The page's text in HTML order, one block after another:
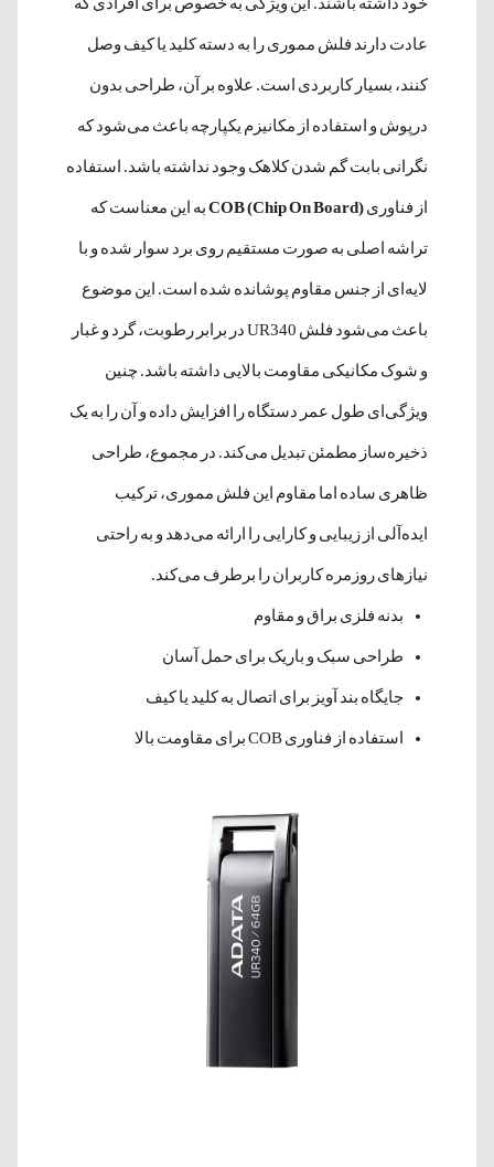
عادت دارند فلش مموری را به دسته کلید یا کیف وصل
کنند، بسیار کاربردی است. علاوه بر آن، طراحی بدون
درپوش و استفاده از مکانیزم یکپارچه باعث می‌شود که
نگرانی بابت گم شدن کلاهک وجود نداشته باشد. استفاده
از فناوریCOB (Chip On Board)به این معناست که
تراشه اصلی به صورت مستقیم روی برد سوار شده و با
لایه‌ای از جنس مقاوم پوشانده شده است. این موضوع
باعث می‌شود فلش UR340 در برابر رطوبت، گرد و غبار
و شوک مکانیکی مقاومت بالایی داشته باشد. چنین
ویژگی‌ای طول عمر دستگاه را افزایش داده و آن را به یک
ذخیره‌ساز مطمئن تبدیل می‌کند. در مجموع، طراحی
ظاهری ساده اما مقاوم این فلش مموری، ترکیب
ایده‌آلی از زیبایی و کارایی را ارائه می‌دهد و به راحتی
نیازهای روزمره کاربران را برطرف می‌کند.
بدنه فلزی براق و مقاوم
طراحی سبک و باریک برای حمل آسان
جایگاه بند آویز برای اتصال به کلید یا کیف
استفاده از فناوری COB برای مقاومت بالا